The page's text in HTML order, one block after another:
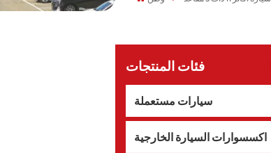
فئات المنتجات
سيارات مستعملة
اكسسوارات السيارة الخارجية